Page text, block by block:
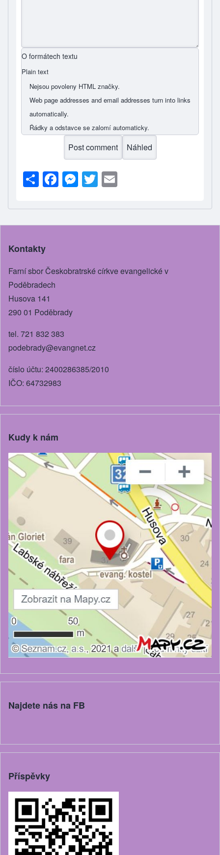
O formátech textu
Plain text
Nejsou povoleny HTML značky.
Web page addresses and email addresses turn into links
automatically.
Řádky a odstavce se zalomí automaticky.
S
h
ar
e
F
a
c
e
o
M
e
ss
e
er
T
wi
tt
er
ail
Kontakty
Farní sbor Českobratrské církve evangelické v
Poděbradech
Husova 141
290 01 Poděbrady
tel. 721 832 383
podebrady@evangnet.cz
číslo účtu: 2400286385/2010
IČO: 64732983
Kudy k nám
Najdete nás na FB
Příspěvky